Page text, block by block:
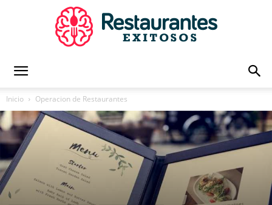
Exitosos
Inicio Operacion de Restaurantes